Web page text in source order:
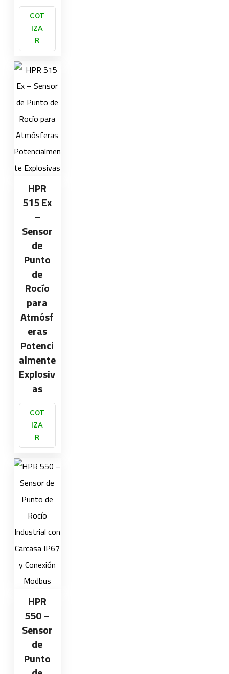
COT
IZA
R
HPR
515 Ex
–
Sensor
de
Punto
de
Rocío
para
Atmósf
eras
Potenci
almente
Explosiv
as
COT
IZA
R
HPR
550 –
Sensor
de
Punto